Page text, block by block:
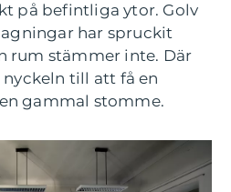
på befintliga ytor. Golv
har spruckit
rum stämmer inte. Där
till att få en
gammal stomme.